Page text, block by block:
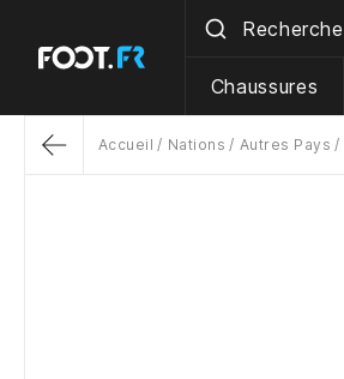
Chaussures
Accueil Nations Autres Pays